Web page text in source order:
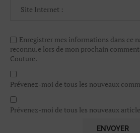
Enregistrer mes informations dans ce
reconnu.e lors de mon prochain
Couture.
Prévenez-moi de tous les nouveaux
Prévenez-moi de tous les nouveaux